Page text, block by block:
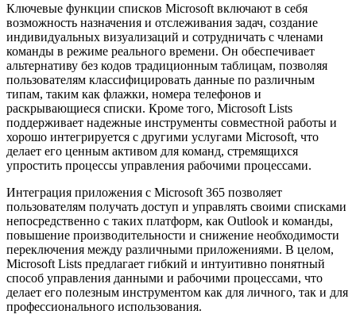
Ключевые функции списков Microsoft включают в себя
возможность назначения и отслеживания задач, создание
индивидуальных визуализаций и сотрудничать с членами
команды в режиме реального времени. Он обеспечивает
альтернативу без кодов традиционным таблицам, позволяя
пользователям классифицировать данные по различным
типам, таким как флажки, номера телефонов и
раскрывающиеся списки. Кроме того, Microsoft Lists
поддерживает надежные инструменты совместной работы и
хорошо интегрируется с другими услугами Microsoft, что
делает его ценным активом для команд, стремящихся
упростить процессы управления рабочими процессами.
Интеграция приложения с Microsoft 365 позволяет
пользователям получать доступ и управлять своими списками
непосредственно с таких платформ, как Outlook и команды,
повышение производительности и снижение необходимости
переключения между различными приложениями. В целом,
Microsoft Lists предлагает гибкий и интуитивно понятный
способ управления данными и рабочими процессами, что
делает его полезным инструментом как для личного, так и для
профессионального использования.